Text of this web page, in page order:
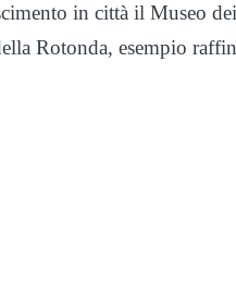
in città il Museo
Rotonda, esempio